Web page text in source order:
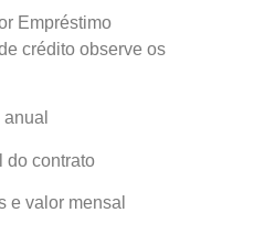
Empréstimo
crédito observe os
do contrato
e valor mensal